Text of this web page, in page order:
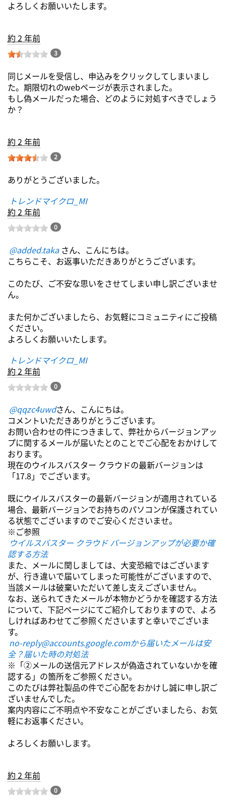
よろしくお願いいたします。
約 2 年前
3
同じメールを受信し、申込みをクリックしてしまいまし
た。期限切れのwebページが表示されました。
もし偽メールだった場合、どのように対処すべきでしょう
か？
約 2 年前
2
ありがとうございました。
トレンドマイクロ_MI
約 2 年前
0
@added.taka さん、こんにちは。
こちらこそ、お返事いただきありがとうございます。
このたび、ご不安な思いをさせてしまい申し訳ございませ
ん。
また何かございましたら、お気軽にコミュニティにご投稿
ください。
よろしくお願いいたします。
トレンドマイクロ_MI
約 2 年前
0
@qqzc4uwdさん、こんにちは。
コメントいただきありがとうございます。
お問い合わせの件につきまして、弊社からバージョンアッ
プに関するメールが届いたとのことでご心配をおかけして
おります。
現在のウイルスバスター クラウドの最新バージョンは
「17.8」でございます。
既にウイルスバスターの最新バージョンが適用されている
場合、最新バージョンでお持ちのパソコンが保護されてい
る状態でございますのでご安心くださいませ。
※ご参照
ウイルスバスター クラウド バージョンアップが必要か確
認する方法
また、メールに関しましては、大変恐縮ではございます
が、行き違いで届いてしまった可能性がございますので、
当該メールは破棄いただいて差し支えございません。
なお、送られてきたメールが本物かどうかを確認する方法
について、下記ページにてご紹介しておりますので、よろ
しければあわせてご参照くださいますと幸いでございま
す。
no-reply@accounts.google.comから届いたメールは安
全？届いた時の対処法
※「②メールの送信元アドレスが偽造されていないかを確
認する」の箇所をご参照ください。
このたびは弊社製品の件でご心配をおかけし誠に申し訳ご
ざいませんでした。
案内内容にご不明点や不安なことがございましたら、お気
軽にお返事ください。
よろしくお願いします。
約 2 年前
0